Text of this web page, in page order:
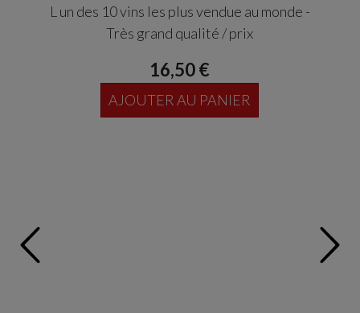
L un des 10 vins les plus vendue au monde -
Très grand qualité / prix
16,50 €
AJOUTER AU PANIER